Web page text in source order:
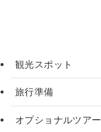
観光スポット
旅行準備
オプショナルツアー